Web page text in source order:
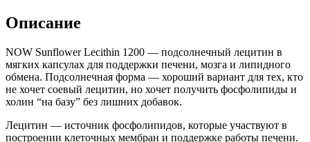
Описание
NOW Sunflower Lecithin 1200 — подсолнечный лецитин в
мягких капсулах для поддержки печени, мозга и липидного
обмена. Подсолнечная форма — хороший вариант для тех, кто
не хочет соевый лецитин, но хочет получить фосфолипиды и
холин “на базу” без лишних добавок.
Лецитин — источник фосфолипидов, которые участвуют в
построении клеточных мембран и поддержке работы печени.